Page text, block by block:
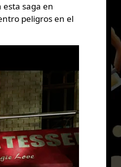
saga en
peligros en el